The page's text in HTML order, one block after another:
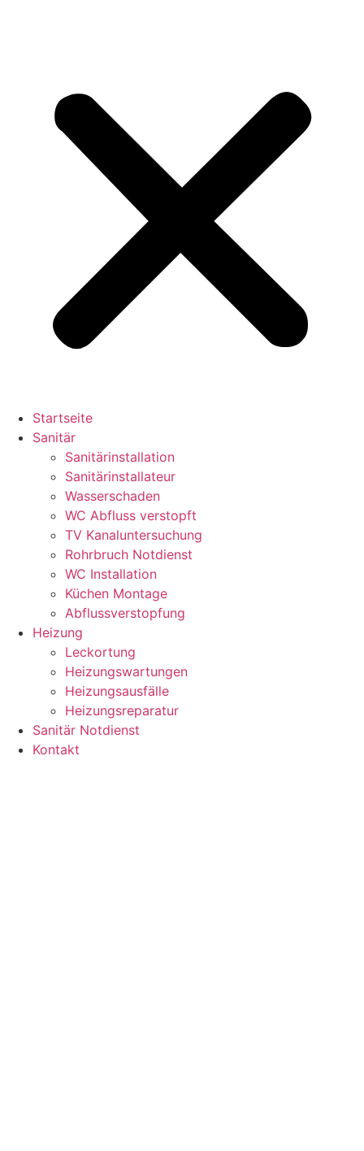
Startseite
Sanitär
Sanitärinstallation
Sanitärinstallateur
Wasserschaden
WC Abfluss verstopft
TV Kanaluntersuchung
Rohrbruch Notdienst
WC Installation
Küchen Montage
Abflussverstopfung
Heizung
Leckortung
Heizungswartungen
Heizungsausfälle
Heizungsreparatur
Sanitär Notdienst
Kontakt